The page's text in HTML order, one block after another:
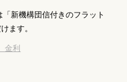
新機構団信付きのフラット
ます。
利